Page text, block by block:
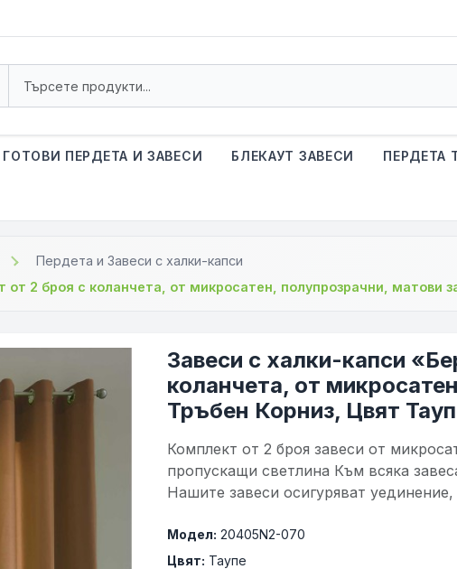
ГОТОВИ ПЕРДЕТА И ЗАВЕСИ БЛЕКАУТ ЗАВЕСИ ПЕРДЕТА
Пердета и Завеси с халки-капси
от 2 броя с коланчета, от микросатен, полупрозрачни, матови
Завеси с халки-капси
коланчета, от
Тръбен Корниз, Цвят
Комплект от 2 броя завеси от
пропускащи светлина Към всяка
Нашите завеси осигуряват уединение,
Модел: 20405N2-070
Цвят: Таупе